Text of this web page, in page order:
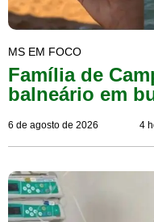
MS EM FOCO
Família de
balneário em
6 de agosto de 2026 4